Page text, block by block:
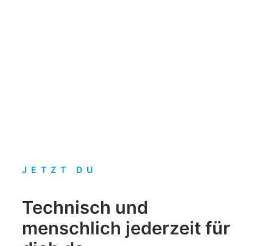
JETZT DU
Technisch und
menschlich jederzeit für